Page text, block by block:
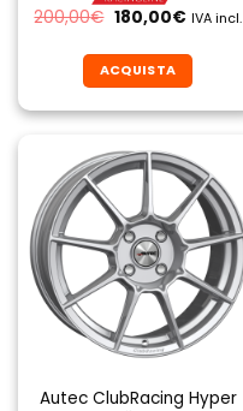
200,00€ Il
prezzo
era:
200,00€.
180,00€Il
è:
180,00€.
IVA incl.
ACQUISTA
prodotto
ha
più
varianti.
Le
opzioni
possono
essere
scelte
nella
del
Autec ClubRacing Hyper